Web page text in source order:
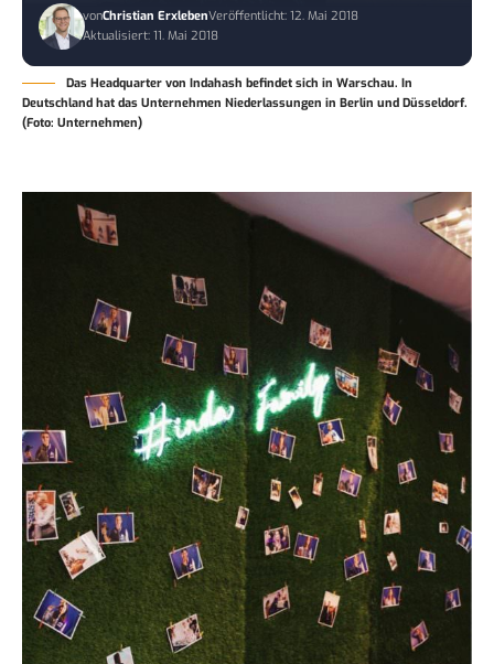
vonChristian ErxlebenVeröffentlicht: 12. Mai 2018
Aktualisiert: 11. Mai 2018
Das Headquarter von Indahash befindet sich in Warschau. In
Deutschland hat das Unternehmen Niederlassungen in Berlin und Düsseldorf.
(Foto: Unternehmen)